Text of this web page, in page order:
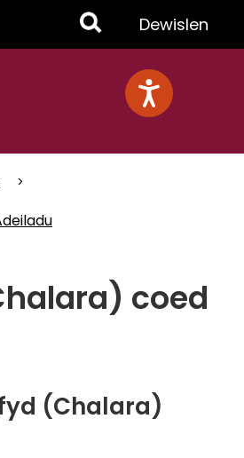
Toggle
Menu
Dewislen
coed
(Chalara)